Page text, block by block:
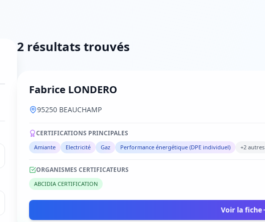
2 résultats trouvés
Fabrice LONDERO
95250 BEAUCHAMP
CERTIFICATIONS PRINCIPALES
Amiante Electricité Gaz Performance énergétique (DPE individuel) +2 autres
ORGANISMES CERTIFICATEURS
ABCIDIA CERTIFICATION
Voir la fiche